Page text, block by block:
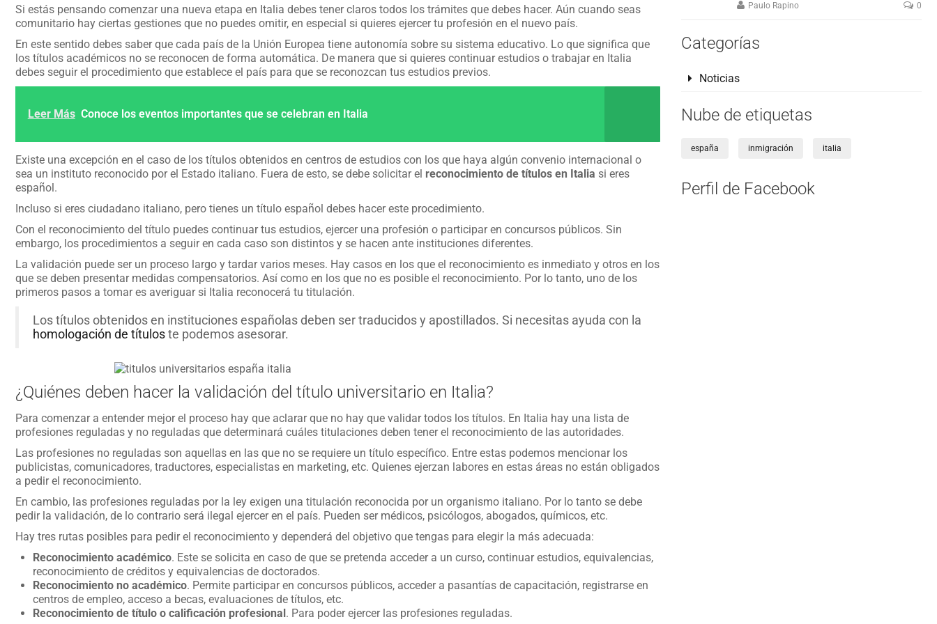
Si estás pensando comenzar una nueva etapa en Italia debes tener claros todos los trámites que debes hacer. Aún cuando seas
comunitario hay ciertas gestiones que no puedes omitir, en especial si quieres ejercer tu profesión en el nuevo país.
En este sentido debes saber que cada país de la Unión Europea tiene autonomía sobre su sistema educativo. Lo que significa que
los títulos académicos no se reconocen de forma automática. De manera que si quieres continuar estudios o trabajar en Italia
debes seguir el procedimiento que establece el país para que se reconozcan tus estudios previos.
Leer Más Conoce los eventos importantes que se celebran en Italia
Existe una excepción en el caso de los títulos obtenidos en centros de estudios con los que haya algún convenio internacional o
sea un instituto reconocido por el Estado italiano. Fuera de esto, se debe solicitar el reconocimiento de títulos en Italia si eres
español.
Incluso si eres ciudadano italiano, pero tienes un título español debes hacer este procedimiento.
Con el reconocimiento del título puedes continuar tus estudios, ejercer una profesión o participar en concursos públicos. Sin
embargo, los procedimientos a seguir en cada caso son distintos y se hacen ante instituciones diferentes.
La validación puede ser un proceso largo y tardar varios meses. Hay casos en los que el reconocimiento es inmediato y otros en los
que se deben presentar medidas compensatorios. Así como en los que no es posible el reconocimiento. Por lo tanto, uno de los
primeros pasos a tomar es averiguar si Italia reconocerá tu titulación.
Los títulos obtenidos en instituciones españolas deben ser traducidos y apostillados. Si necesitas ayuda con la
homologación de títuloste podemos asesorar.
¿Quiénes deben hacer la validación del título universitario en Italia?
Para comenzar a entender mejor el proceso hay que aclarar que no hay que validar todos los títulos. En Italia hay una lista de
profesiones reguladas y no reguladas que determinará cuáles titulaciones deben tener el reconocimiento de las autoridades.
Las profesiones no reguladas son aquellas en las que no se requiere un título específico. Entre estas podemos mencionar los
publicistas, comunicadores, traductores, especialistas en marketing, etc. Quienes ejerzan labores en estas áreas no están obligados
a pedir el reconocimiento.
En cambio, las profesiones reguladas por la ley exigen una titulación reconocida por un organismo italiano. Por lo tanto se debe
pedir la validación, de lo contrario será ilegal ejercer en el país. Pueden ser médicos, psicólogos, abogados, químicos, etc.
Hay tres rutas posibles para pedir el reconocimiento y dependerá del objetivo que tengas para elegir la más adecuada:
Reconocimiento académico. Este se solicita en caso de que se pretenda acceder a un curso, continuar estudios, equivalencias,
reconocimiento de créditos y equivalencias de doctorados.
Reconocimiento no académico. Permite participar en concursos públicos, acceder a pasantías de capacitación, registrarse en
centros de empleo, acceso a becas, evaluaciones de títulos, etc.
Reconocimiento de título o calificación profesional. Para poder ejercer las profesiones reguladas.
Paulo Rapino 0
Categorías
Noticias
Nube de etiquetas
españa inmigración italia
Perfil de Facebook